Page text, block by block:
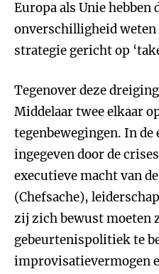
Europa als Unie hebben
onverschilligheid weten
strategie gericht op
Tegenover deze
Middelaar twee elkaar
tegenbewegingen. In de
ingegeven door de
executieve macht van
(Chefsache),
zij zich bewust moeten
gebeurtenispolitiek te
improvisatievermogen